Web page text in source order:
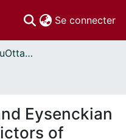
Se connecter
Thèses uOttawa // uOttawa Theses
Eysenckian
of